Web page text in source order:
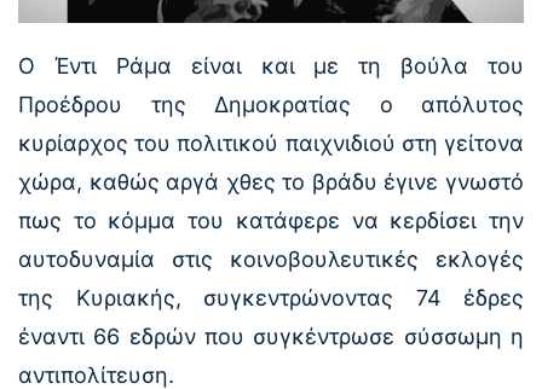
Ο Έντι Ράμα είναι και με τη βούλα του
Προέδρου της Δημοκρατίας ο απόλυτος
κυρίαρχος του πολιτικού παιχνιδιού στη γείτονα
χώρα, καθώς αργά χθες το βράδυ έγινε γνωστό
πως το κόμμα του κατάφερε να κερδίσει την
αυτοδυναμία στις κοινοβουλευτικές εκλογές
της Κυριακής, συγκεντρώνοντας 74 έδρες
έναντι 66 εδρών που συγκέντρωσε σύσσωμη η
αντιπολίτευση.